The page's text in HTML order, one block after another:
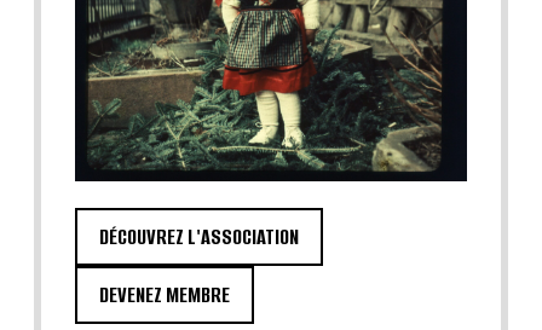
DÉCOUVREZ L'ASSOCIATION
DEVENEZ MEMBRE